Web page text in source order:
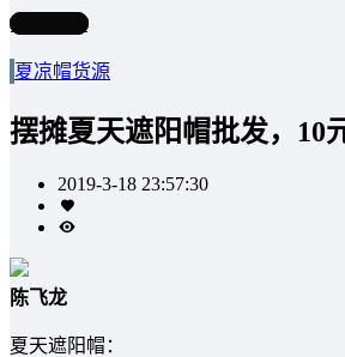
写文章
夏凉帽货源
摆摊夏天遮阳帽批发，10
2019-3-18 23:57:30
陈飞龙
夏天遮阳帽：